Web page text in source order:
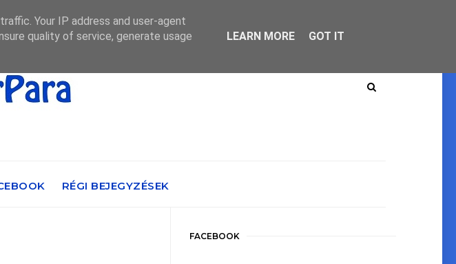
RÉGI BEJEGYZÉSEK
FACEBOOK
Your IP address and user-agent
quality of service, generate usage
LEARN MORE GOT IT